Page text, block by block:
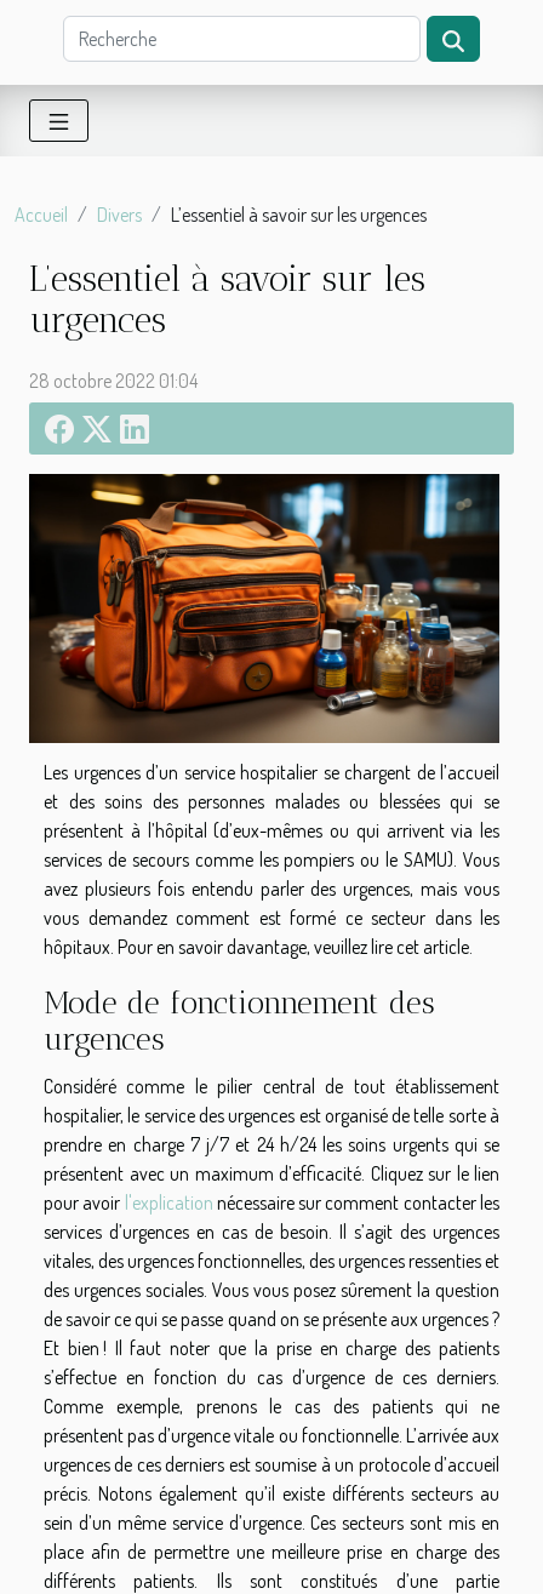
Accueil Divers L’essentiel à savoir sur les urgences
L’essentiel à savoir sur les
urgences
28 octobre 2022 01:04
Les urgences d’un service hospitalier se chargent de l’accueil
et des soins des personnes malades ou blessées qui se
présentent à l’hôpital (d’eux-mêmes ou qui arrivent via les
services de secours comme les pompiers ou le SAMU). Vous
avez plusieurs fois entendu parler des urgences, mais vous
vous demandez comment est formé ce secteur dans les
hôpitaux. Pour en savoir davantage, veuillez lire cet article.
Mode de fonctionnement des
urgences
Considéré comme le pilier central de tout établissement
hospitalier, le service des urgences est organisé de telle sorte à
prendre en charge 7 j/7 et 24 h/24 les soins urgents qui se
présentent avec un maximum d’efficacité. Cliquez sur le lien
pour avoir l'explication nécessaire sur comment contacter les
services d’urgences en cas de besoin. Il s’agit des urgences
vitales, des urgences fonctionnelles, des urgences ressenties et
des urgences sociales. Vous vous posez sûrement la question
de savoir ce qui se passe quand on se présente aux urgences ?
Et bien ! Il faut noter que la prise en charge des patients
s’effectue en fonction du cas d’urgence de ces derniers.
Comme exemple, prenons le cas des patients qui ne
présentent pas d’urgence vitale ou fonctionnelle. L’arrivée aux
urgences de ces derniers est soumise à un protocole d’accueil
précis. Notons également qu’il existe différents secteurs au
sein d’un même service d’urgence. Ces secteurs sont mis en
place afin de permettre une meilleure prise en charge des
différents patients. Ils sont constitués d’une partie